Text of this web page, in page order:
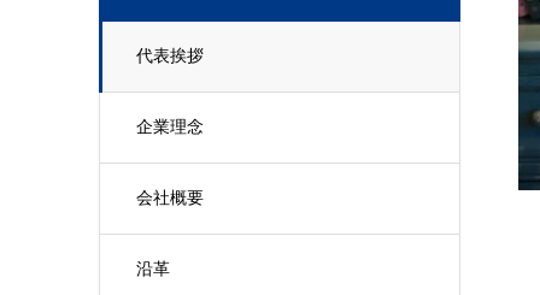
代表挨拶
企業理念
会社概要
沿革